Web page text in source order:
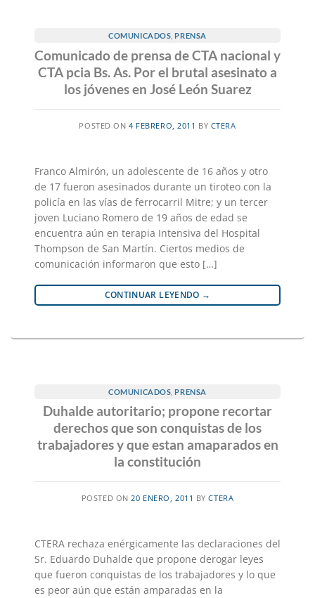
COMUNICADOS ,PRENSA
Comunicado de prensa de CTA nacional y
CTA pcia Bs. As. Por el brutal asesinato a
los jóvenes en José León Suarez
POSTED ON4 FEBRERO, 2011 BY CTERA
Franco Almirón, un adolescente de 16 años y otro
de 17 fueron asesinados durante un tiroteo con la
policía en las vías de ferrocarril Mitre; y un tercer
joven Luciano Romero de 19 años de edad se
encuentra aún en terapia Intensiva del Hospital
Thompson de San Martín. Ciertos medios de
comunicación informaron que esto […]
CONTINUAR LEYENDO →
COMUNICADOS ,PRENSA
Duhalde autoritario; propone recortar
derechos que son conquistas de los
trabajadores y que estan amaparados en
la constitución
POSTED ON20 ENERO, 2011 BYCTERA
CTERA rechaza enérgicamente las declaraciones del
Sr. Eduardo Duhalde que propone derogar leyes
que fueron conquistas de los trabajadores y lo que
es peor aún que están amparadas en la